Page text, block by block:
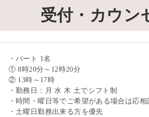
受付・カウン
・パート 1名
① 8時20分～12時20分
② 13時～17時
・勤務日：月 水 木 土でシフト制
・時間・曜日等でご希望がある場合は応相
・土曜日勤務出来る方を優先